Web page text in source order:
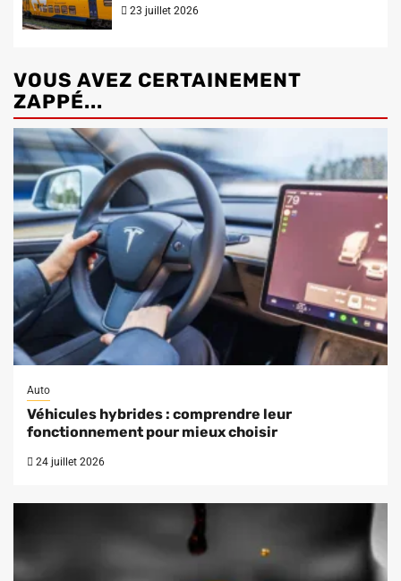
23 juillet 2026
VOUS AVEZ CERTAINEMENT
ZAPPÉ...
Auto
Véhicules hybrides : comprendre leur
fonctionnement pour mieux choisir
24 juillet 2026